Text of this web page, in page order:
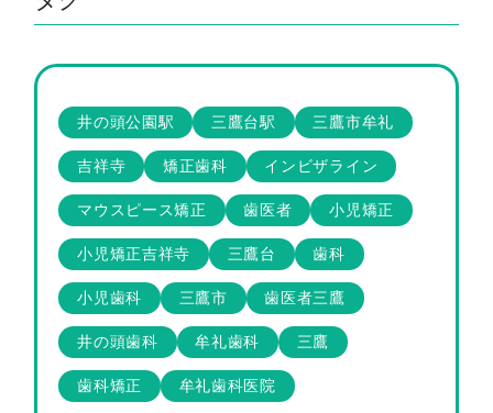
井の頭公園駅 三鷹台駅 三鷹市牟礼
吉祥寺 矯正歯科 インビザライン
マウスピース矯正 歯医者 小児矯正
小児矯正吉祥寺 三鷹台 歯科
小児歯科 三鷹市 歯医者三鷹
井の頭歯科 牟礼歯科 三鷹
歯科矯正 牟礼歯科医院